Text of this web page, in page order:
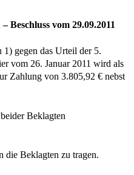
Beschluss vom 29.09.2011
gegen das Urteil der 5.
vom 26. Januar 2011 wird als
Zahlung von 3.805,92 € nebst
Beklagten
die Beklagten zu tragen.